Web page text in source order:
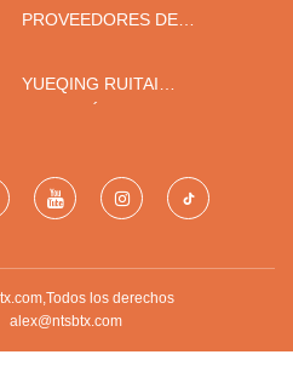
HORNOS.
PROVEEDORES DE
DE CHINA
YUEQING RUITAI
los derechos
alex@ntsbtx.com